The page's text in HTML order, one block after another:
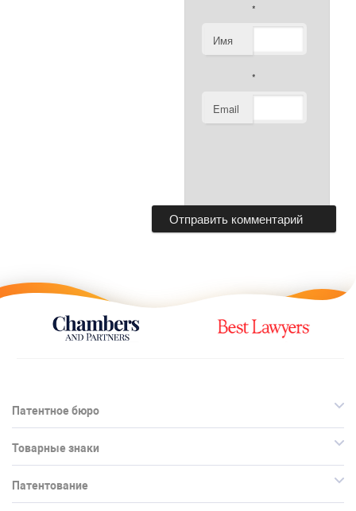
Имя
*
Email
*
Патентное бюро
Товарные знаки
Патентование